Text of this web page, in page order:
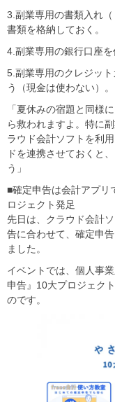
3.副業専用の書類入れ（
書類を格納しておく。
4.副業専用の銀行口座を
5.副業専用のクレジッ
う（現金は使わない）。
「夏休みの宿題と同様
ら救われますよ。特に
ラウド会計ソフトを利
ドを連携させておくと
う」
■確定申告は会計アプ
ロジェクト発足
先日は、クラウド会計
告に合わせて、確定申
ました。
イベントでは、個人事
申告』10大プロジェク
のです。